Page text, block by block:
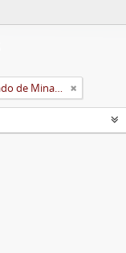
Universidade Rural do Estado de Minas Gerais (Uremg)